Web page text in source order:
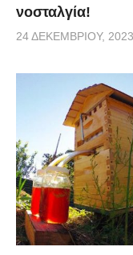
νοσταλγία!
24 ΔΕΚΕΜΒΡΊΟΥ, 2023